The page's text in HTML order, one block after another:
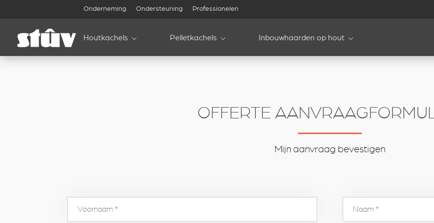
Onderneming Ondersteuning Professionelen
Houtkachels Pelletkachels Inbouwhaarden op hout
OFFERTE
Mijn aanvraag bevestigen